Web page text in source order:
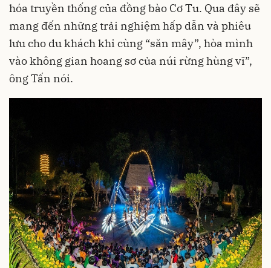
hóa truyền thống của đồng bào Cơ Tu. Qua đây sẽ
mang đến những trải nghiệm hấp dẫn và phiêu
lưu cho du khách khi cùng “săn mây”, hòa mình
vào không gian hoang sơ của núi rừng hùng vĩ”,
ông Tấn nói.